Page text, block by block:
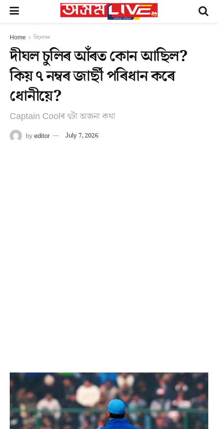
Home বিনোদন
দীঘল চুলিৰ আঁৰত কোন আছিল?
কিয় ৭ নম্বৰ জাৰ্ছী পৰিধান কৰে
ধোনীয়ে?
Captain Coolৰ ৭টা অজনা কথা
byeditor July 7, 2026